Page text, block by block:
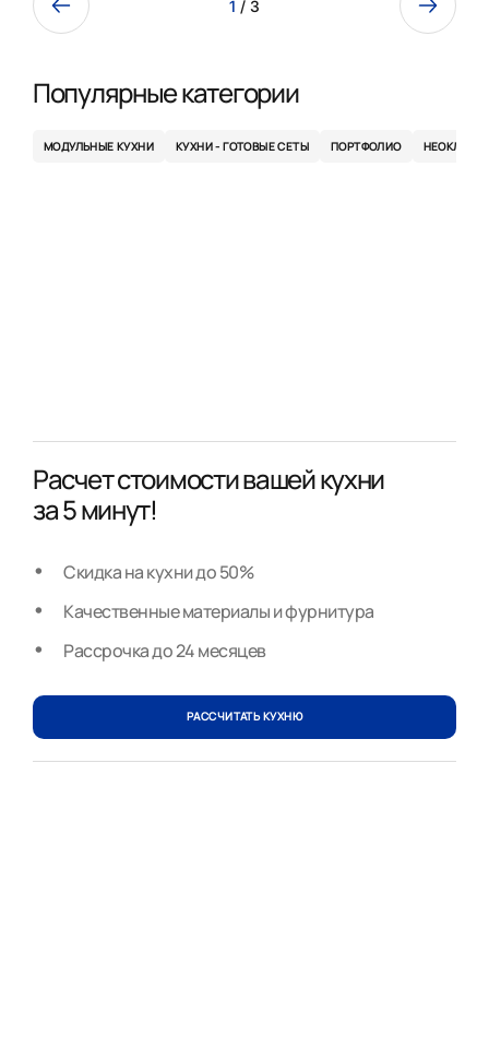
1 / 3
Популярные категории
МОДУЛЬНЫЕ КУХНИ КУХНИ - ГОТОВЫЕ СЕТЫ ПОРТФОЛИО
Расчет стоимости вашей кухни
за 5 минут!
Скидка на кухни до 50%
Качественные материалы и фурнитура
Рассрочка до 24 месяцев
РАССЧИТАТЬ КУХНЮ